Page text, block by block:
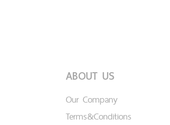
ABOUT US
Our Company
Terms&Conditions